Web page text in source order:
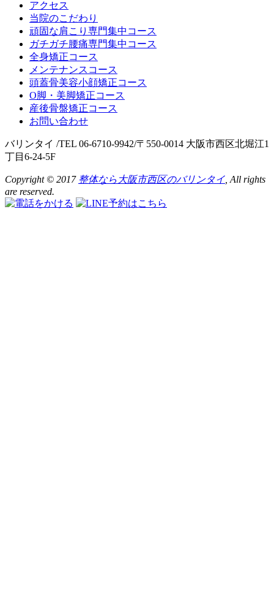
アクセス
当院のこだわり
頑固な肩こり専門集中コース
ガチガチ腰痛専門集中コース
全身矯正コース
メンテナンスコース
頭蓋骨美容小顔矯正コース
O脚・美脚矯正コース
産後骨盤矯正コース
お問い合わせ
バリンタイ /TEL 06-6710-9942/〒550-0014 大阪市西区北堀江1
丁目6-24-5F
Copyright © 2017 整体なら大阪市西区のバリンタイ , All rights
are reserved.